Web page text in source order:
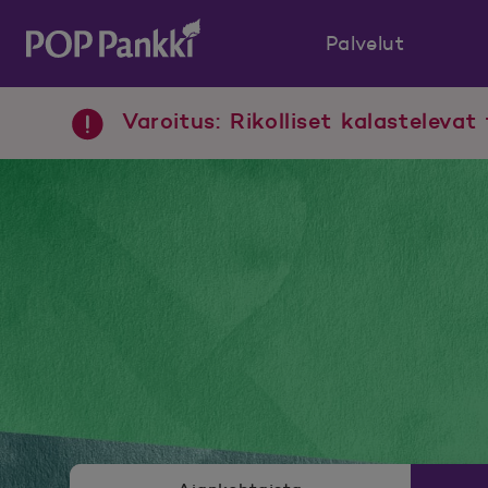
POP Pankki, etusivulle
Palvelut
Varoitus: Rikolliset